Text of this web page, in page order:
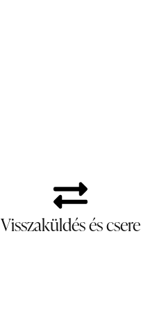
Visszaküldés és csere